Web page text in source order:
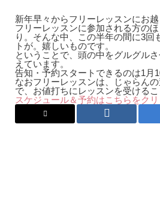
新年早々からフリーレッスンにお越
フリーレッスンに参加される方の
り。そんな中、この半年の間に3
トが。嬉しいものです。
ということで、頭の中をグルグル
えています。
告知・予約スタートできるのは1月
なおフリーレッスンは、じゃらん
で、お値打ちにレッスンを受けるこ
スケジュール＆予約はこちらをクリ